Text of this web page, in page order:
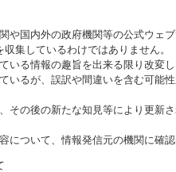
国内外の政府機関等の公式ウェ
集しているわけではありません。
る情報の趣旨を出来る限り改変し
るが、誤訳や間違いを含む可能
の後の新たな知見等により更新
ついて、情報発信元の機関に確認